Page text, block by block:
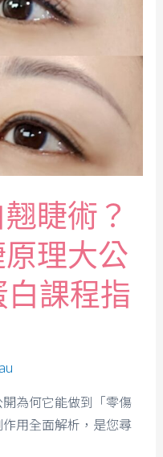
睫術？
理大公
課程指
為何它能做到「零傷
用全面解析，是您尋